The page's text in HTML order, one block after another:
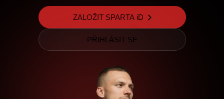
ZALOŽIT SPARTA iD
PŘIHLÁSIT SE